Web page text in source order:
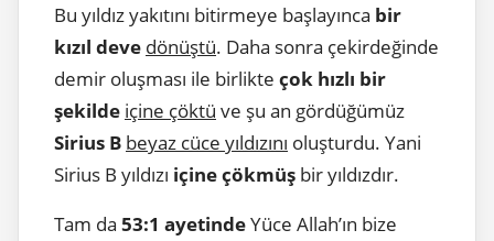
Bu yıldız yakıtını bitirmeye başlayınca bir
kızıl deve dönüştü. Daha sonra çekirdeğinde
demir oluşması ile birlikte çok hızlı bir
şekilde içine çöktü ve şu an gördüğümüz
Sirius B beyaz cüce yıldızını oluşturdu. Yani
Sirius B yıldızı içine çökmüş bir yıldızdır.
Tam da 53:1 ayetindeYüce Allah’ın bize